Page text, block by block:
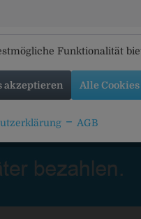
Funktionalität
akzeptieren Alle
AGB